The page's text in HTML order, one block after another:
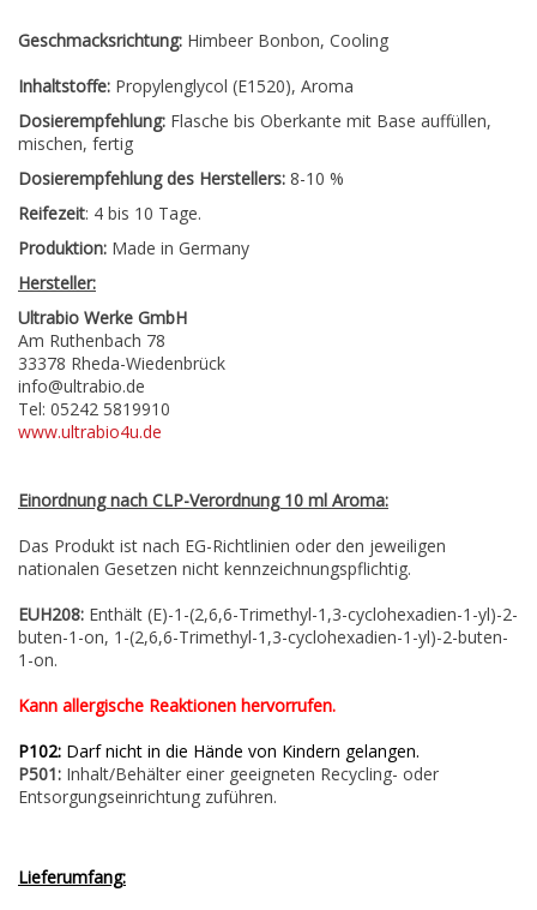
Geschmacksrichtung: Himbeer Bonbon, Cooling
Inhaltstoffe: Propylenglycol (E1520), Aroma
Dosierempfehlung: Flasche bis Oberkante mit Base auffüllen,
mischen, fertig
Dosierempfehlung des Herstellers: 8-10 %
Reifezeit: 4 bis 10 Tage.
Produktion: Made in Germany
Hersteller:
Ultrabio Werke GmbH
Am Ruthenbach 78
33378 Rheda-Wiedenbrück
info@ultrabio.de
Tel: 05242 5819910
www.ultrabio4u.de
Einordnung nach CLP-Verordnung 10 ml Aroma:
Das Produkt ist nach EG-Richtlinien oder den jeweiligen
nationalen Gesetzen nicht kennzeichnungspflichtig.
EUH208: Enthält (E)-1-(2,6,6-Trimethyl-1,3-cyclohexadien-1-yl)-2-
buten-1-on, 1-(2,6,6-Trimethyl-1,3-cyclohexadien-1-yl)-2-buten-
1-on.
Kann allergische Reaktionen hervorrufen.
P102: Darf nicht in die Hände von Kindern gelangen.
P501: Inhalt/Behälter einer geeigneten Recycling- oder
Entsorgungseinrichtung zuführen.
Lieferumfang: